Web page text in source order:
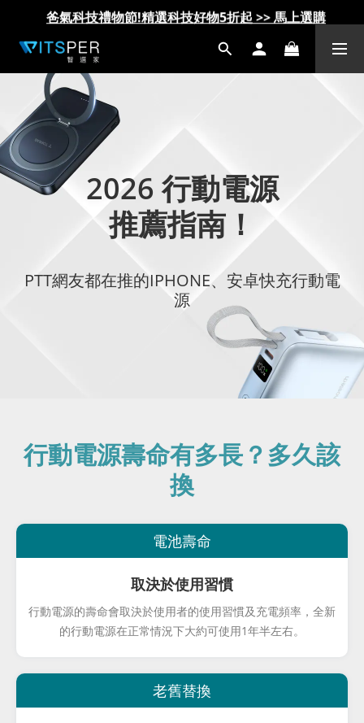
IDMIX Q10 Pro 行動電源 第一代 更換服務方案說明
爸氣科技禮物節!精選科技好物5折起 >> 馬上選購
IDMIX Q10 Pro 行動電源 第一代 更換服務方案說明
爸氣科技禮物節!精選科技好物5折起 >> 馬上選購
2026 行動電源
推薦指南！
PTT網友都在推的IPHONE、安卓快充行動電
源
行動電源壽命有多長？多久該
換
電池壽命
取決於使用習慣
行動電源的壽命會取決於使用者的使用習慣及充電頻率，全新
的行動電源在正常情況下大約可使用1年半左右。
老舊替換